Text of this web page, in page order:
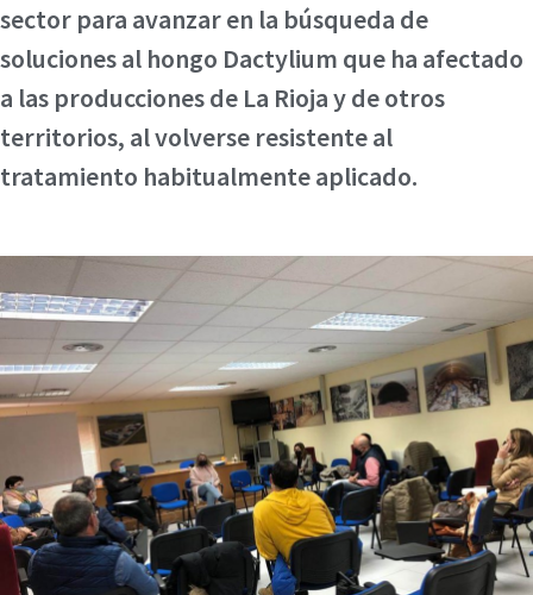
sector para avanzar en la búsqueda de
soluciones al hongo Dactylium que ha afectado
a las producciones de La Rioja y de otros
territorios, al volverse resistente al
tratamiento habitualmente aplicado.